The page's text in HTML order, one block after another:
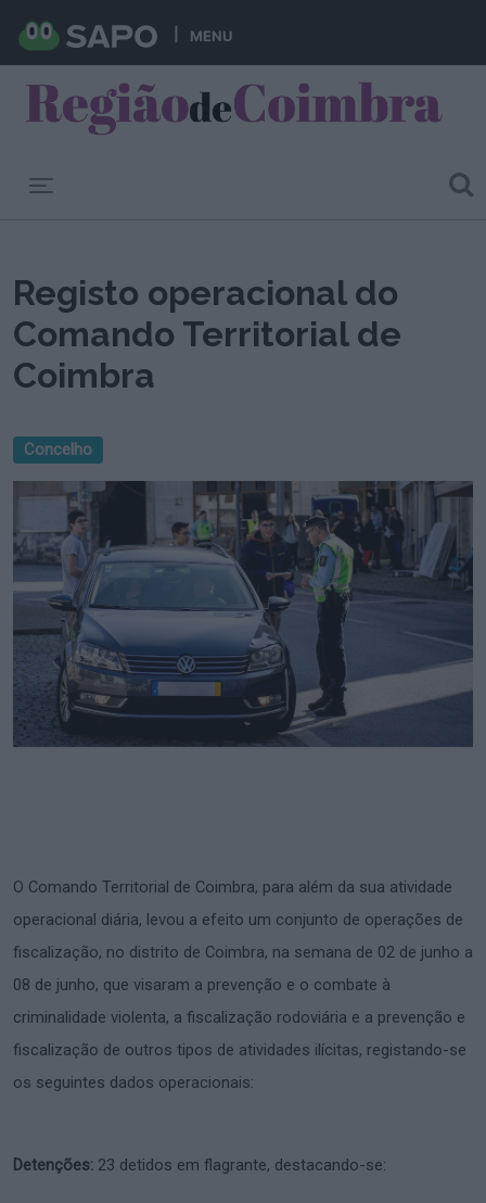
MENU
Registo operacional do
Comando Territorial de
Coimbra
Concelho
O Comando Territorial de Coimbra, para além da sua atividade
operacional diária, levou a efeito um conjunto de operações de
fiscalização, no distrito de Coimbra, na semana de 02 de junho a
08 de junho, que visaram a prevenção e o combate à
criminalidade violenta, a fiscalização rodoviária e a prevenção e
fiscalização de outros tipos de atividades ilícitas, registando-se
os seguintes dados operacionais:
Detenções: 23 detidos em flagrante, destacando-se: